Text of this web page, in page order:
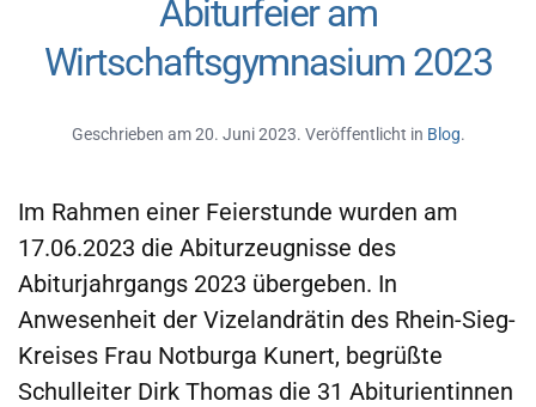
Abiturfeier am
Wirtschaftsgymnasium 2023
Geschrieben am20. Juni 2023. Veröffentlicht in Blog.
Im Rahmen einer Feierstunde wurden am
17.06.2023 die Abiturzeugnisse des
Abiturjahrgangs 2023 übergeben. In
Anwesenheit der Vizelandrätin des Rhein-Sieg-
Kreises Frau Notburga Kunert, begrüßte
Schulleiter Dirk Thomas die 31 Abiturientinnen